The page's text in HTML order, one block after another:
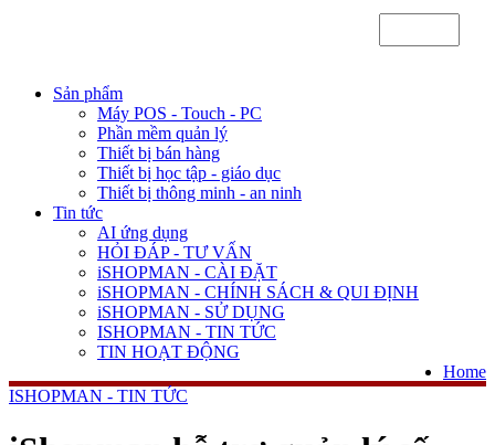
Sản phẩm
Máy POS - Touch - PC
Phần mềm quản lý
Thiết bị bán hàng
Thiết bị học tập - giáo dục
Thiết bị thông minh - an ninh
Tin tức
AI ứng dụng
HỎI ĐÁP - TƯ VẤN
iSHOPMAN - CÀI ĐẶT
iSHOPMAN - CHÍNH SÁCH & QUI ĐỊNH
iSHOPMAN - SỬ DỤNG
ISHOPMAN - TIN TỨC
TIN HOẠT ĐỘNG
Home
ISHOPMAN - TIN TỨC